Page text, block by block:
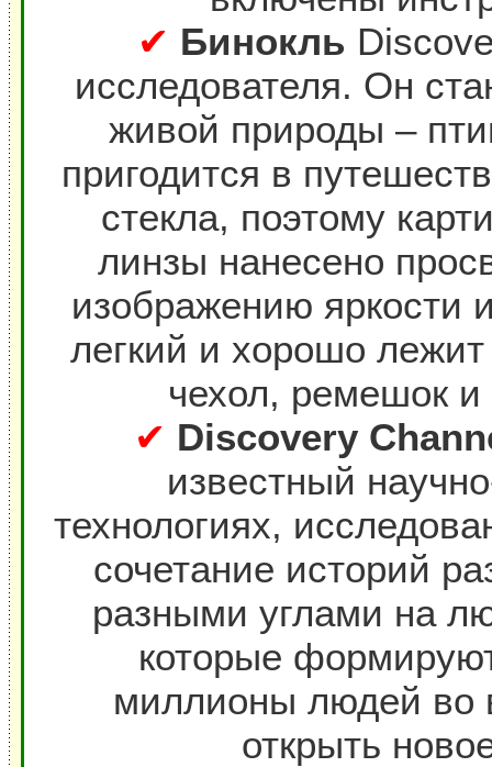
✔ Бинокль
исследователя. Он
живой природы –
пригодится в
стекла, поэтому
линзы нанесено
изображению яркости
легкий и хорошо
чехол, ремешок и
✔ Discovery
известный
технологиях,
сочетание историй
разными углами на
которые
миллионы людей во
открыть